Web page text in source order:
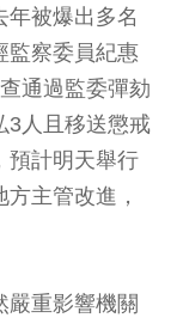
年被爆出多名
監察委員紀惠
通過監委彈劾
3人且移送懲戒
預計明天舉行
主管改進，
嚴重影響機關